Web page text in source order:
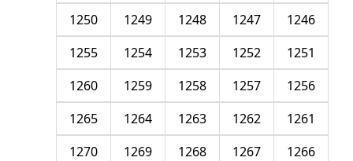
1246
1247
1248
1249
1250
1251
1252
1253
1254
1255
1256
1257
1258
1259
1260
1261
1262
1263
1264
1265
1266
1267
1268
1269
1270